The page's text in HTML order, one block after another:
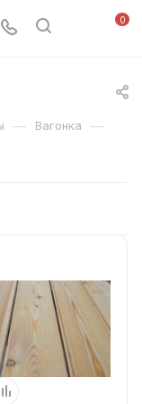
0
— Вагонка —